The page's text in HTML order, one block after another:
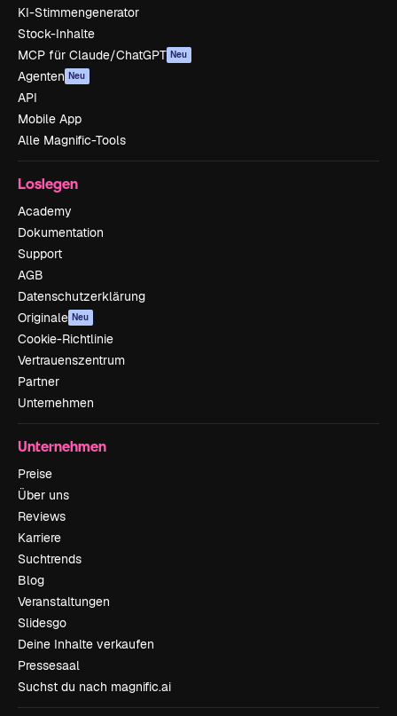
KI-Stimmengenerator
Stock-Inhalte
MCP für Claude/ChatGPT Neu
Agenten Neu
API
Mobile App
Alle Magnific-Tools
Loslegen
Academy
Dokumentation
Support
AGB
Datenschutzerklärung
Originale Neu
Cookie-Richtlinie
Vertrauenszentrum
Partner
Unternehmen
Unternehmen
Preise
Über uns
Reviews
Karriere
Suchtrends
Blog
Veranstaltungen
Slidesgo
Deine Inhalte verkaufen
Pressesaal
Suchst du nach magnific.ai